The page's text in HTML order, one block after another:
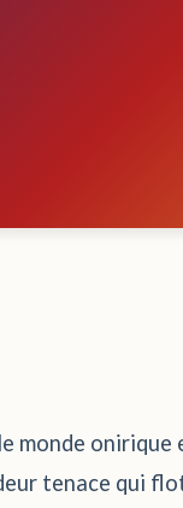
onirique
tenace qui